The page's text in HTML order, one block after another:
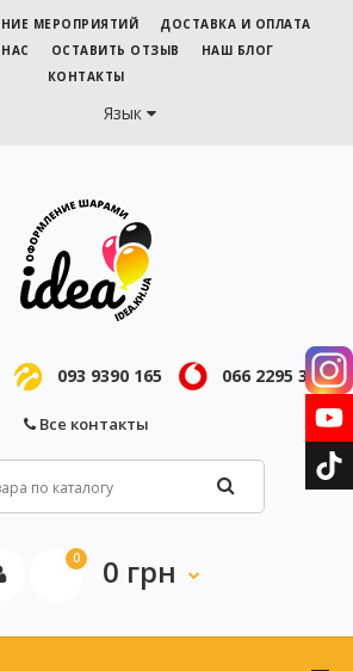
МЕРОПРИЯТИЙ
ДОСТАВКА И ОПЛАТА
ОСТАВИТЬ ОТЗЫВ
НАШ БЛОГ
КОНТАКТЫ
Язык
093 9390 165 066 2295 343
Все контакты
0 0 грн